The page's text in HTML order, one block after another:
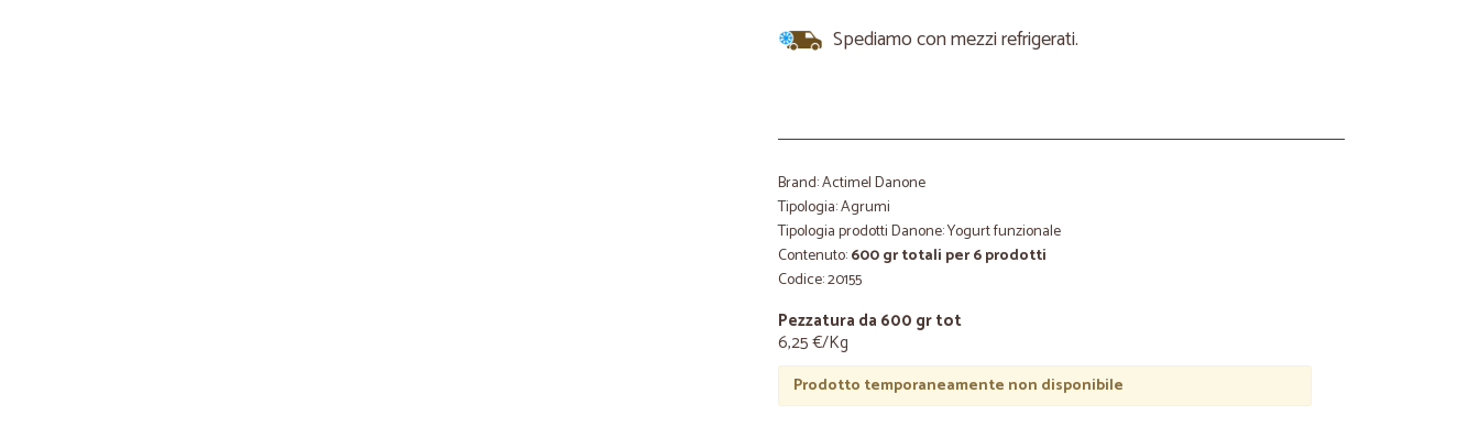
Spediamo con mezzi refrigerati.
Brand: Actimel Danone
Tipologia: Agrumi
Tipologia prodotti Danone: Yogurt funzionale
Contenuto:600 gr totali per 6 prodotti
Codice: 20155
Pezzatura da 600 gr tot
6,25 €/Kg
Prodotto temporaneamente non disponibile